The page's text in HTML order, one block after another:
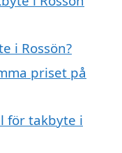
i Rossön?
priset på
för takbyte i